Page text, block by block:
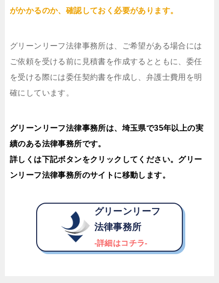
がかかるのか、確認しておく必要があります。
グリーンリーフ法律事務所は、ご希望がある場合には
ご依頼を受ける前に見積書を作成するとともに、委任
を受ける際には委任契約書を作成し、弁護士費用を明
確にしています。
グリーンリーフ法律事務所は、埼玉県で35年以上の実
績のある法律事務所です。
詳しくは下記ボタンをクリックしてください。グリー
ンリーフ法律事務所のサイトに移動します。
グリーンリーフ
法律事務所
-詳細はコチラ-